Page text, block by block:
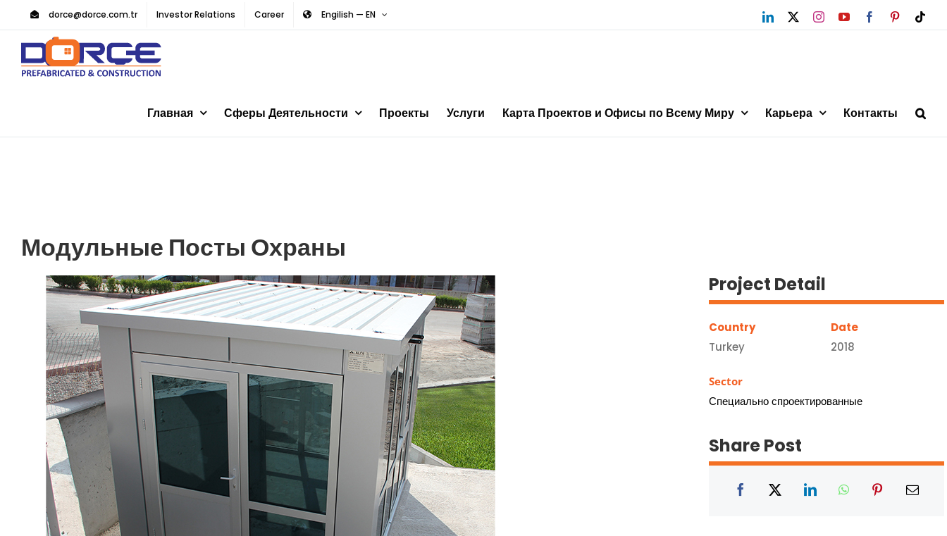
to
content
dorce@dorce.com.tr Investor Relations Career Engilish — EN LinkedIn InstagramYouTubeFacebookPinterest
Главная Сферы Деятельности Проекты Услуги Карта Проектов и Офисы по Всему Миру Карьера Контакты
Модульные Посты Охраны
Project Detail
Country
Turkey
Date
2018
Sector
Специально спроектированные
Share Post